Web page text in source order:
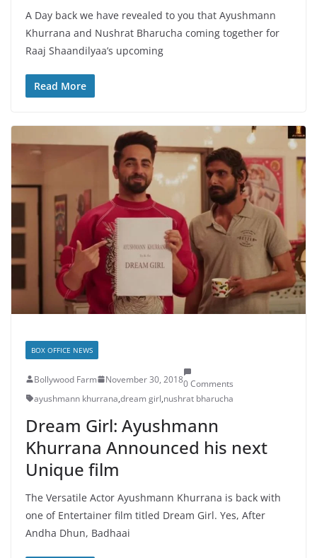
A Day back we have revealed to you that Ayushmann
Khurrana and Nushrat Bharucha coming together for
Raaj Shaandilyaa’s upcoming
Read More
BOX OFFICE NEWS
Bollywood Farm November 30, 20180 Comments
ayushmann khurrana,dream girl,nushrat bharucha
Dream Girl: Ayushmann
Khurrana Announced his next
Unique film
The Versatile Actor Ayushmann Khurrana is back with
one of Entertainer film titled Dream Girl. Yes, After
Andha Dhun, Badhaai